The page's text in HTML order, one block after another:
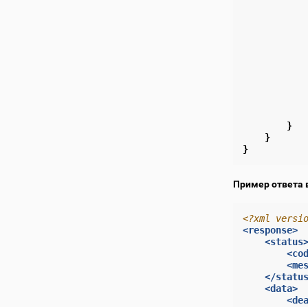
}
}
}
Пример ответа
<?xml
<response>
<status>
</
<data>